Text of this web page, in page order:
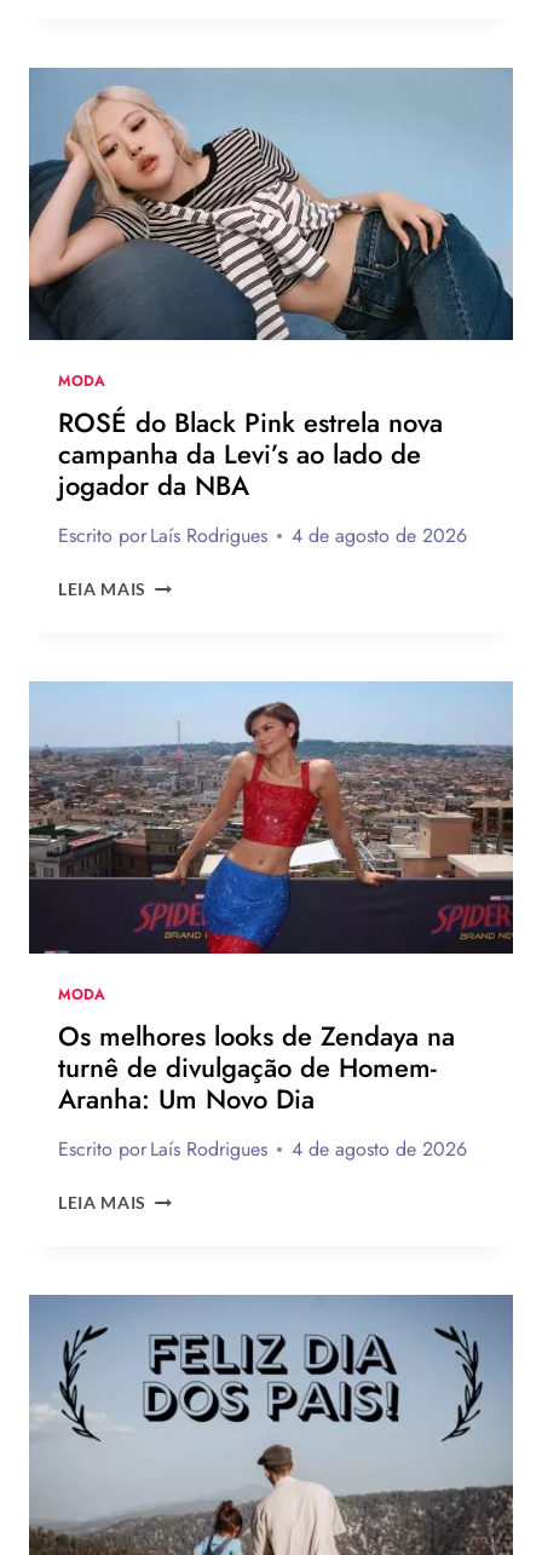
DO
VERÃO
EUROPEU
2026
QUE
DEVEM
CHEGAR
AO
MODA
ROSÉ do Black Pink estrela nova
campanha da Levi’s ao lado de
jogador da NBA
Escrito porLaís Rodrigues 4 de agosto de 2026
LEIA MAIS ROSÉ
ESTRELA
CAMPANHA
DA
LEVI’S
AO
LADO
DE
JOGADOR
DA
NBA
MODA
Os melhores looks de Zendaya na
turnê de divulgação de Homem-
Aranha: Um Novo Dia
Escrito porLaís Rodrigues 4 de agosto de 2026
LEIA MAIS OS
ZENDAYA
TURNÊ
DE
DIVULGAÇÃO
DE
UM
NOVO